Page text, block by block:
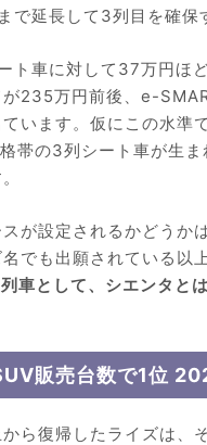
延長して3列目を確保
ト車に対して37万円ほ
が235万円前後、e-
います。仮にこの水
帯の3列シート車が生
が設定されるかどうか
でも出願されている以
車として、シエンタと
販売台数で1位
ら復帰したライズは、